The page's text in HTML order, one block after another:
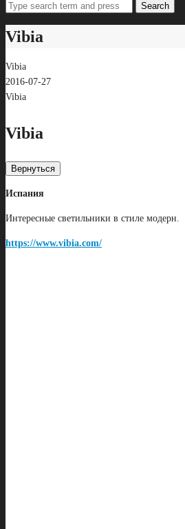
Search
Vibia
Vibia
2016-07-27
Vibia
Vibia
Вернуться
Испания
Интересные светильники в стиле модерн.
https://www.vibia.com/